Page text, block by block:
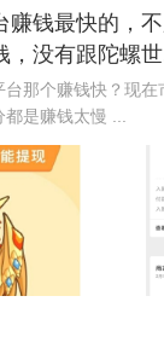
赚钱最快的，
，没有跟陀螺
那个赚钱快？现
是赚钱太慢 ...